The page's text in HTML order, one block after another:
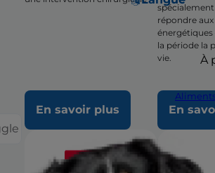
À
En savoir plus
répondre
la période la
vie.
En